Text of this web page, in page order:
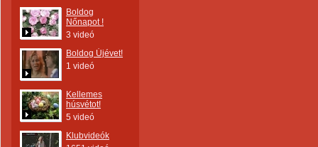
Boldog
Nőnapot !
3 videó
Boldog Újévet!
1 videó
Kellemes
húsvétot!
5 videó
Klubvideók